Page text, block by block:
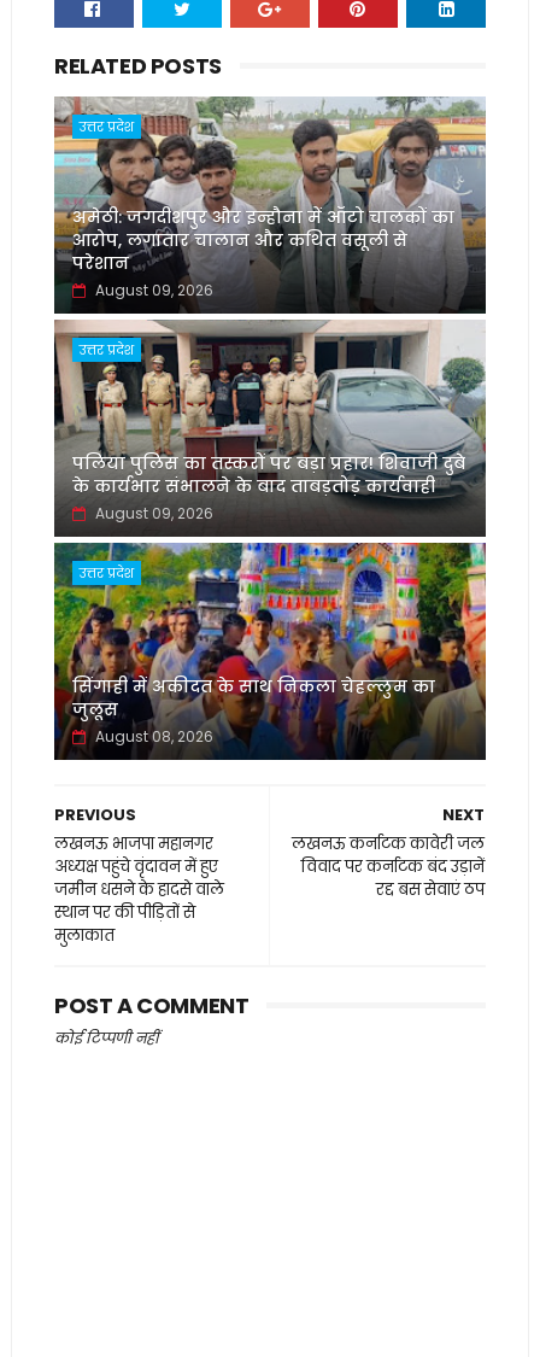
RELATED POSTS
उत्तर प्रदेश
अमेठी: जगदीशपुर और इन्हौना में ऑटो चालकों का
आरोप, लगातार चालान और कथित वसूली से
परेशान
August 09, 2026
उत्तर प्रदेश
पलिया पुलिस का तस्करों पर बड़ा प्रहार! शिवाजी दुबे
के कार्यभार संभालने के बाद ताबड़तोड़ कार्यवाही
August 09, 2026
उत्तर प्रदेश
सिंगाही में अकीदत के साथ निकला चेहल्लुम का
जुलूस
August 08, 2026
NEXT
लखनऊ कर्नाटक कावेरी जल
विवाद पर कर्नाटक बंद उड़ानें
रद्द बस सेवाएं ठप
PREVIOUS
लखनऊ भाजपा महानगर
अध्यक्ष पहुंचे वृंदावन में हुए
जमीन धसने के हादसे वाले
स्थान पर की पीड़ितों से
मुलाकात
POST A COMMENT
कोई टिप्पणी नहीं